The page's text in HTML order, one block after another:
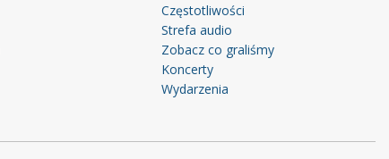
Częstotliwości
Strefa audio
Zobacz co graliśmy
Koncerty
Wydarzenia